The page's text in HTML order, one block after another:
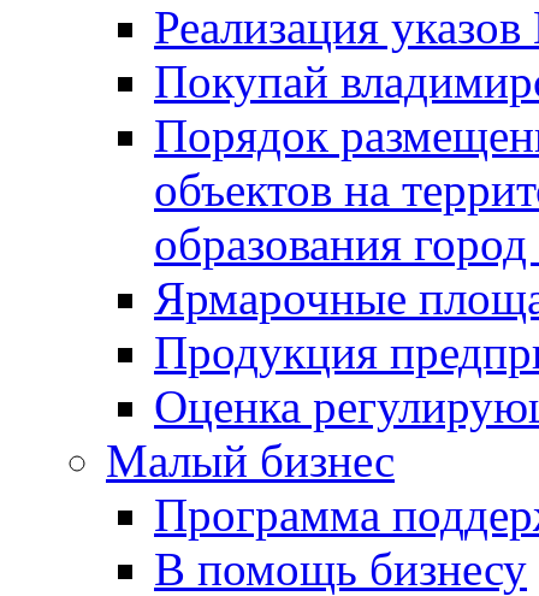
Реализация
Покупай
Порядок
объектов на
образования
Ярмарочные
Продукция
Оценка
Малый бизнес
Программа
В помощь бизнесу